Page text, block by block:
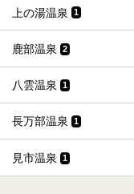
上の湯温泉 1
鹿部温泉 2
八雲温泉 1
長万部温泉 1
見市温泉 1